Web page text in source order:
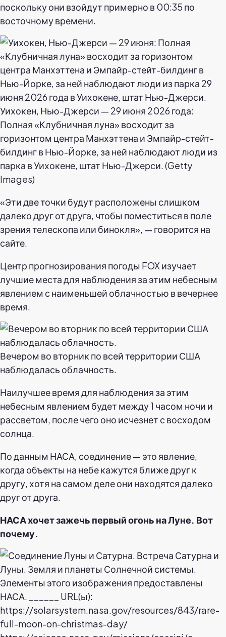
поскольку они взойдут примерно в 00:35 по
восточному времени.
Уихокен, Нью-Джерси — 29 июня 2026 года:
Полная «Клубничная луна» восходит за
горизонтом центра Манхэттена и Эмпайр-стейт-
билдинг в Нью-Йорке, за ней наблюдают люди из
парка в Уихокене, штат Нью-Джерси. (Getty
Images)
«Эти две точки будут расположены слишком
далеко друг от друга, чтобы поместиться в поле
зрения телескопа или бинокля», — говорится на
сайте.
Центр прогнозирования погоды FOX изучает
лучшие места для наблюдения за этим небесным
явлением с наименьшей облачностью в вечернее
время.
Вечером во вторник по всей территории США
наблюдалась облачность.
Наилучшее время для наблюдения за этим
небесным явлением будет между 1 часом ночи и
рассветом, после чего оно исчезнет с восходом
солнца.
По данным НАСА, соединение — это явление,
когда объекты на небе кажутся ближе друг к
другу, хотя на самом деле они находятся далеко
друг от друга.
НАСА хочет зажечь первый огонь на Луне. Вот
почему.